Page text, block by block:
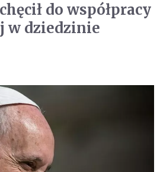
do współpracy
w dziedzinie